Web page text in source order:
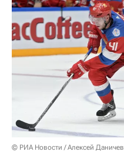
© РИА Новости / Алексей Даничев